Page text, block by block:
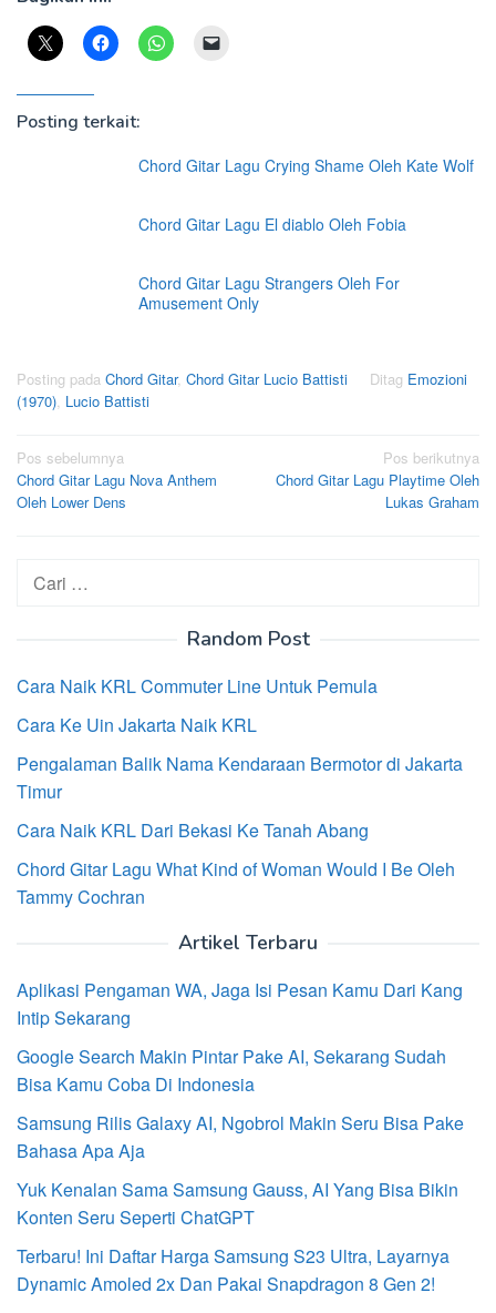
Posting terkait:
Chord Gitar Lagu Crying Shame Oleh Kate Wolf
Chord Gitar Lagu El diablo Oleh Fobia
Chord Gitar Lagu Strangers Oleh For
Amusement Only
Posting pada Chord Gitar, Chord Gitar Lucio Battisti Ditag Emozioni
(1970), Lucio Battisti
Navigasi
pos
Pos sebelumnya
Chord Gitar Lagu Nova Anthem
Oleh Lower Dens
Pos berikutnya
Chord Gitar Lagu Playtime Oleh
Lukas Graham
Cari
untuk:
Random Post
Cara Naik KRL Commuter Line Untuk Pemula
Cara Ke Uin Jakarta Naik KRL
Pengalaman Balik Nama Kendaraan Bermotor di Jakarta
Timur
Cara Naik KRL Dari Bekasi Ke Tanah Abang
Chord Gitar Lagu What Kind of Woman Would I Be Oleh
Tammy Cochran
Artikel Terbaru
Aplikasi Pengaman WA, Jaga Isi Pesan Kamu Dari Kang
Intip Sekarang
Google Search Makin Pintar Pake AI, Sekarang Sudah
Bisa Kamu Coba Di Indonesia
Samsung Rilis Galaxy AI, Ngobrol Makin Seru Bisa Pake
Bahasa Apa Aja
Yuk Kenalan Sama Samsung Gauss, AI Yang Bisa Bikin
Konten Seru Seperti ChatGPT
Terbaru! Ini Daftar Harga Samsung S23 Ultra, Layarnya
Dynamic Amoled 2x Dan Pakai Snapdragon 8 Gen 2!